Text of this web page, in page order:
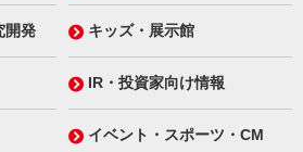
開発 キッズ・展示館
IR・投資家向け情報
イベント・スポーツ・CM